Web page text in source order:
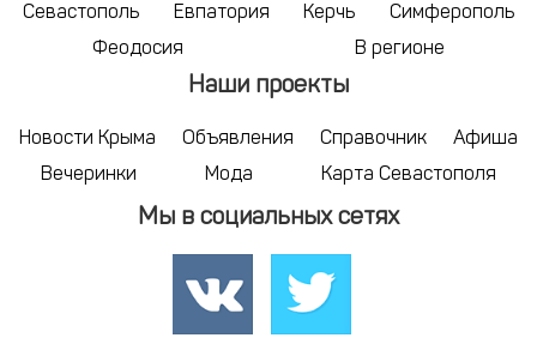
Севастополь Евпатория Керчь
Симферополь
Феодосия
В регионе
Наши проекты
Новости Крыма Объявления Справочник
Афиша
Вечеринки
Мода Карта Севастополя
Мы в социальных сетях